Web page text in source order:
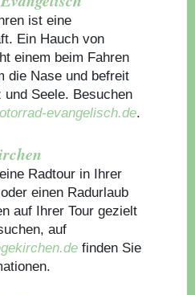
ist eine
Ein Hauch von
einem beim Fahren
die Nase und befreit
Seele. Besuchen
evangelisch.de.
Radtour in Ihrer
einen Radurlaub
auf Ihrer Tour gezielt
auf
finden Sie